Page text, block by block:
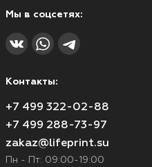
Мы в соцсетях:
Контакты:
+7 499 322-02-88
+7 499 288-73-97
zakaz@lifeprint.su
Пн - Пт: 09:00-19:00